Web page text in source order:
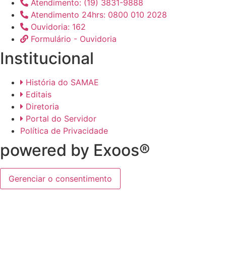
Atendimento: (19) 3831-9888
Atendimento 24hrs: 0800 010 2028
Ouvidoria: 162
Formulário - Ouvidoria
Institucional
História do SAMAE
Editais
Diretoria
Portal do Servidor
Política de Privacidade
powered by Exoos®
Gerenciar o consentimento